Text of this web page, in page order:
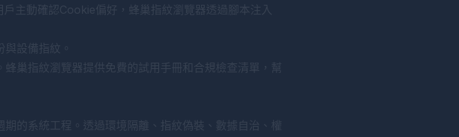
主動確認Cookie偏好，蜂巢指紋瀏覽器透過腳本注入
設備指紋。
巢指紋瀏覽器提供免費的試用手冊和合規檢查清單，幫
的系統工程。透過環境隔離、指紋偽裝、數據自治、權